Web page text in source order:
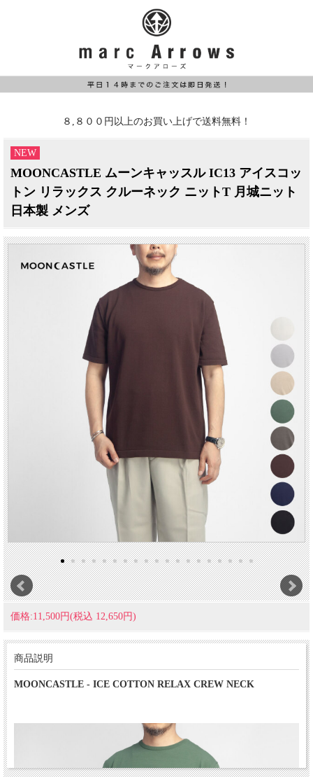
８,８００円以上のお買い上げで送料無料！
NEW
MOONCASTLE ムーンキャッスル IC13 アイスコッ
トン リラックス クルーネック ニットT 月城ニット
日本製 メンズ
価格:11,500円(税込 12,650円)
商品説明
MOONCASTLE - ICE COTTON RELAX CREW NECK